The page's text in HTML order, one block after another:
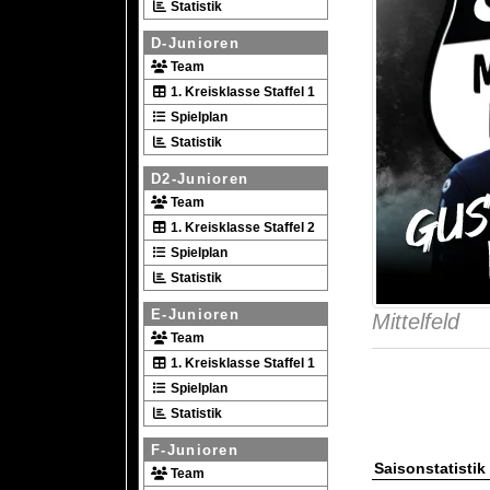
Statistik
D-Junioren
Team
1. Kreisklasse Staffel 1
Spielplan
Statistik
D2-Junioren
Team
1. Kreisklasse Staffel 2
Spielplan
Statistik
E-Junioren
Team
1. Kreisklasse Staffel 1
Spielplan
Statistik
F-Junioren
Team
Mittelfeld
Saisonstatistik